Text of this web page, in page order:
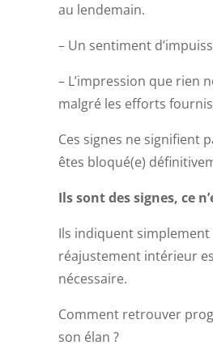
au lendemain.
– Un sentiment
– L’impression que rien
malgré les efforts
Ces signes ne signifient
êtes bloqué(e)
Ils sont des signes, ce
Ils indiquent simplement
réajustement intérieur
nécessaire.
Comment retrouver
son élan ?